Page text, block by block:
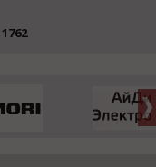
1762